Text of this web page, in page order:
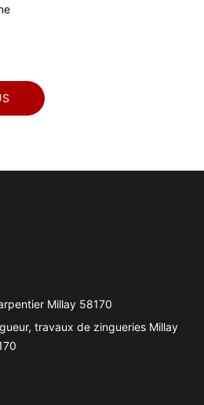
Millay 58170
travaux de zingueries Millay